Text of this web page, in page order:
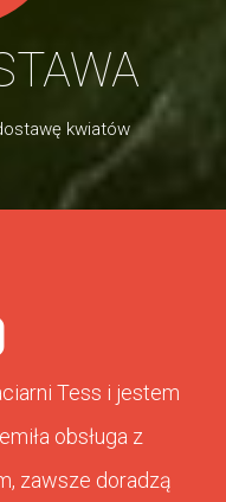
kwiatów
Tess i jestem
obsługa z
zawsze doradzą